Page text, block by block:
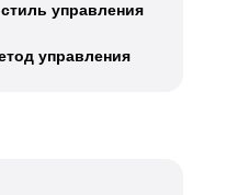
управления
управления